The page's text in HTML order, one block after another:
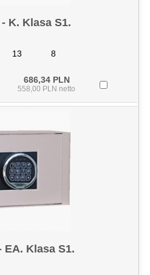
K. Klasa S1.
13 8
686,34 PLN
558,00 PLN netto
EA. Klasa S1.